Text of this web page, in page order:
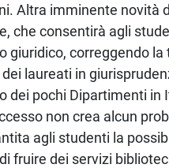
Altra imminente novità
che consentirà agli
correggendo la
laureati in
dei pochi Dipartimenti in
non crea alcun
agli studenti la
fruire dei servizi